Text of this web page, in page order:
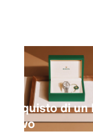
L’acquisto di un
nuovo